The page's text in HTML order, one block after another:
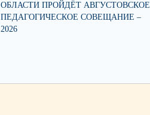
ОБЛАСТИ ПРОЙДЁТ АВГУСТОВСКОЕ
ПЕДАГОГИЧЕСКОЕ СОВЕЩАНИЕ –
2026